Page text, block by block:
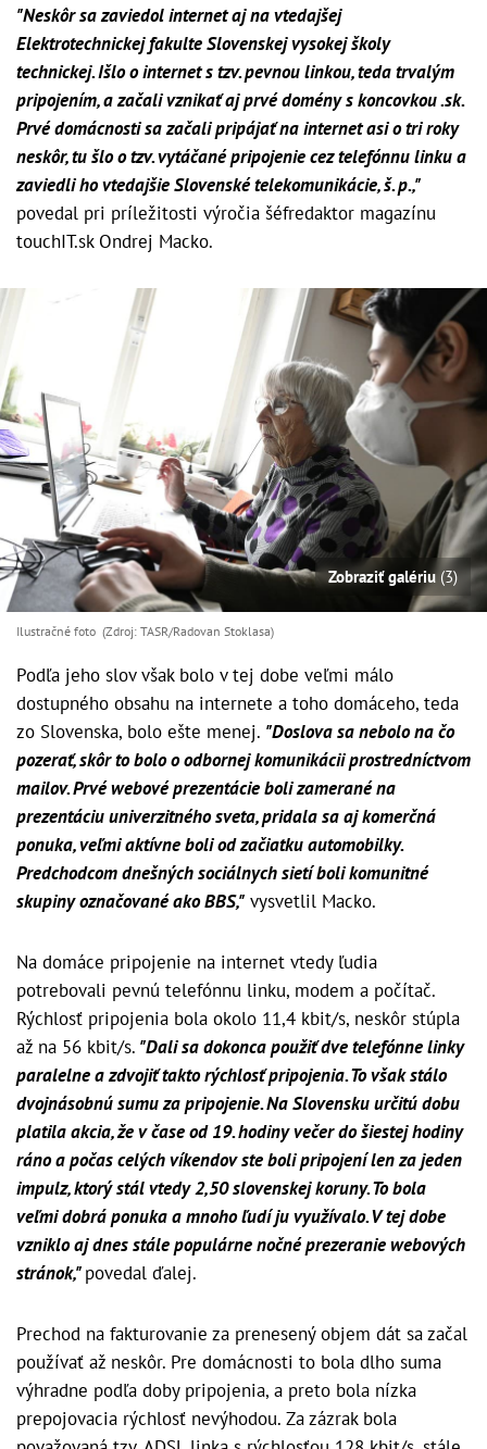
"Neskôr sa zaviedol internet aj na vtedajšej
Elektrotechnickej fakulte Slovenskej vysokej školy
technickej. Išlo o internet s tzv. pevnou linkou, teda trvalým
pripojením, a začali vznikať aj prvé domény s koncovkou .sk.
Prvé domácnosti sa začali pripájať na internet asi o tri roky
neskôr, tu šlo o tzv. vytáčané pripojenie cez telefónnu linku a
zaviedli ho vtedajšie Slovenské telekomunikácie, š. p.,"
povedal pri príležitosti výročia šéfredaktor magazínu
touchIT.sk Ondrej Macko.
Zobraziť galériu(3)
Ilustračné foto (Zdroj: TASR/Radovan Stoklasa)
Podľa jeho slov však bolo v tej dobe veľmi málo
dostupného obsahu na internete a toho domáceho, teda
zo Slovenska, bolo ešte menej. "Doslova sa nebolo na čo
pozerať, skôr to bolo o odbornej komunikácii prostredníctvom
mailov. Prvé webové prezentácie boli zamerané na
prezentáciu univerzitného sveta, pridala sa aj komerčná
ponuka, veľmi aktívne boli od začiatku automobilky.
Predchodcom dnešných sociálnych sietí boli komunitné
skupiny označované ako BBS," vysvetlil Macko.
Na domáce pripojenie na internet vtedy ľudia
potrebovali pevnú telefónnu linku, modem a počítač.
Rýchlosť pripojenia bola okolo 11,4 kbit/s, neskôr stúpla
až na 56 kbit/s. "Dali sa dokonca použiť dve telefónne linky
paralelne a zdvojiť takto rýchlosť pripojenia. To však stálo
dvojnásobnú sumu za pripojenie. Na Slovensku určitú dobu
platila akcia, že v čase od 19. hodiny večer do šiestej hodiny
ráno a počas celých víkendov ste boli pripojení len za jeden
impulz, ktorý stál vtedy 2,50 slovenskej koruny. To bola
veľmi dobrá ponuka a mnoho ľudí ju využívalo. V tej dobe
vzniklo aj dnes stále populárne nočné prezeranie webových
stránok,"povedal ďalej.
Prechod na fakturovanie za prenesený objem dát sa začal
používať až neskôr. Pre domácnosti to bola dlho suma
výhradne podľa doby pripojenia, a preto bola nízka
prepojovacia rýchlosť nevýhodou. Za zázrak bola